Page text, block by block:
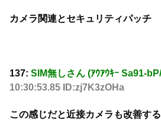
カメラ関連とセキュリティパッチ
137: SIM無しさん (ｱｳｱｳｷｰ Sa91-
10:30:53.85 ID:zj7K3zOHa
この感じだと近接カメラも改善す